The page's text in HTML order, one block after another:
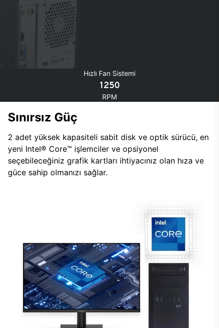
Hızlı Fan Sistemi
1250
RPM
Sınırsız Güç
2 adet yüksek kapasiteli sabit disk ve optik sürücü, en
yeni Intel® Core™ işlemciler ve opsiyonel
seçebileceğiniz grafik kartları ihtiyacınız olan hıza ve
güce sahip olmanızı sağlar.